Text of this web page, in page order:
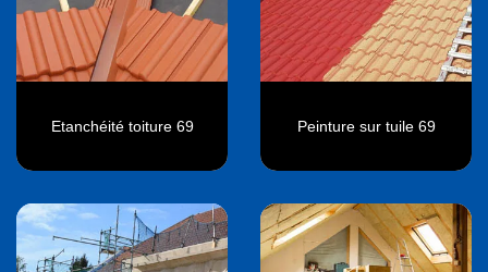
Etanchéité toiture 69 Peinture sur tuile 69